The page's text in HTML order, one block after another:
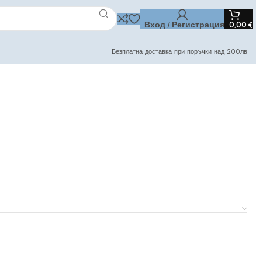
Вход / Регистрация 0,00 €
Безплатна доставка при поръчки над 200лв